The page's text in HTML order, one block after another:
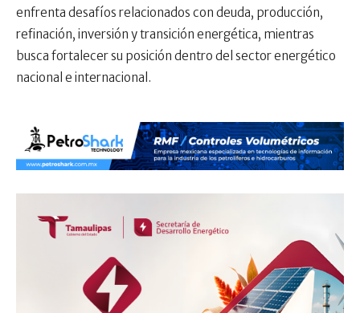
enfrenta desafíos relacionados con deuda, producción,
refinación, inversión y transición energética, mientras
busca fortalecer su posición dentro del sector energético
nacional e internacional.